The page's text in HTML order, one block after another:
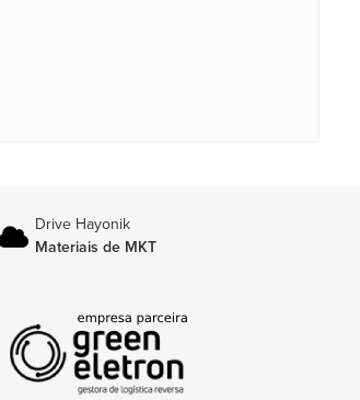
Drive Hayonik
Materiais de MKT